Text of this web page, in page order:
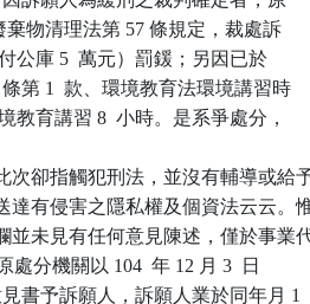
棄物清理法第 57 條規定，裁處訴
付公庫 5  萬元）罰鍰；另因已於
第 1  款、環境教育法環境講習時
教育講習 8  小時。是系爭處分，
次卻指觸犯刑法，並沒有輔導或給
達有侵害之隱私權及個資法云云。
並未見有任何意見陳述，僅於事業
分機關以 104  年 12 月 3  日
見書予訴願人，訴願人業於同年月 1